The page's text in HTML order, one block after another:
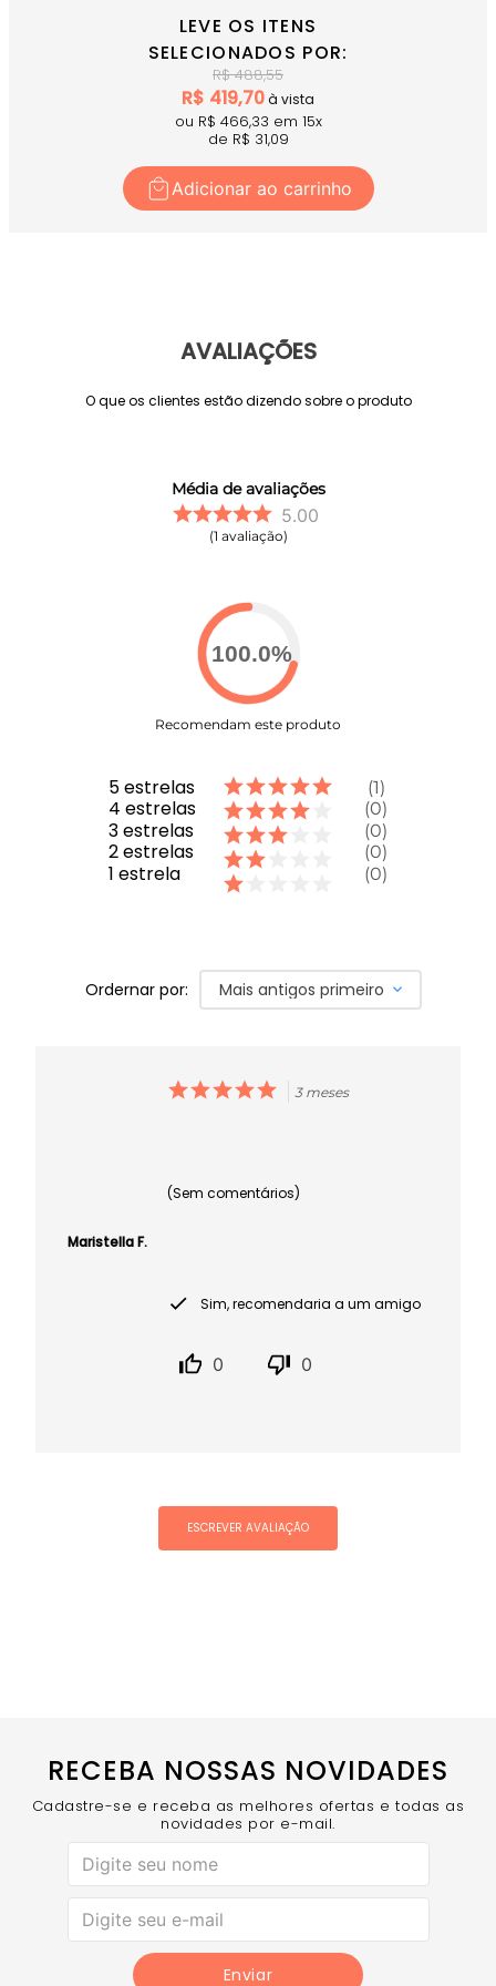
LEVE OS ITENS
SELECIONADOS POR:
R$488,55
R$ 419,70à vista
ou R$ 466,33 em 15x
de R$ 31,09
Adicionar ao carrinho
AVALIAÇÕES
O que os clientes estão dizendo sobre o produto
Média de avaliações
5.00
1 avaliação
100.0%
Recomendam este produto
5estrelas
4 estrelas
3estrelas
2estrelas
1 estrela
1
0
0
0
0
Ordernar por: Mais antigos primeiro
Maristella F.
3 meses
(Sem comentários)
Sim, recomendaria a um amigo
0 0
ESCREVER AVALIAÇÃO
RECEBA NOSSAS NOVIDADES
Cadastre-se e receba as melhores ofertas e todas as
novidades por e-mail.
Enviar